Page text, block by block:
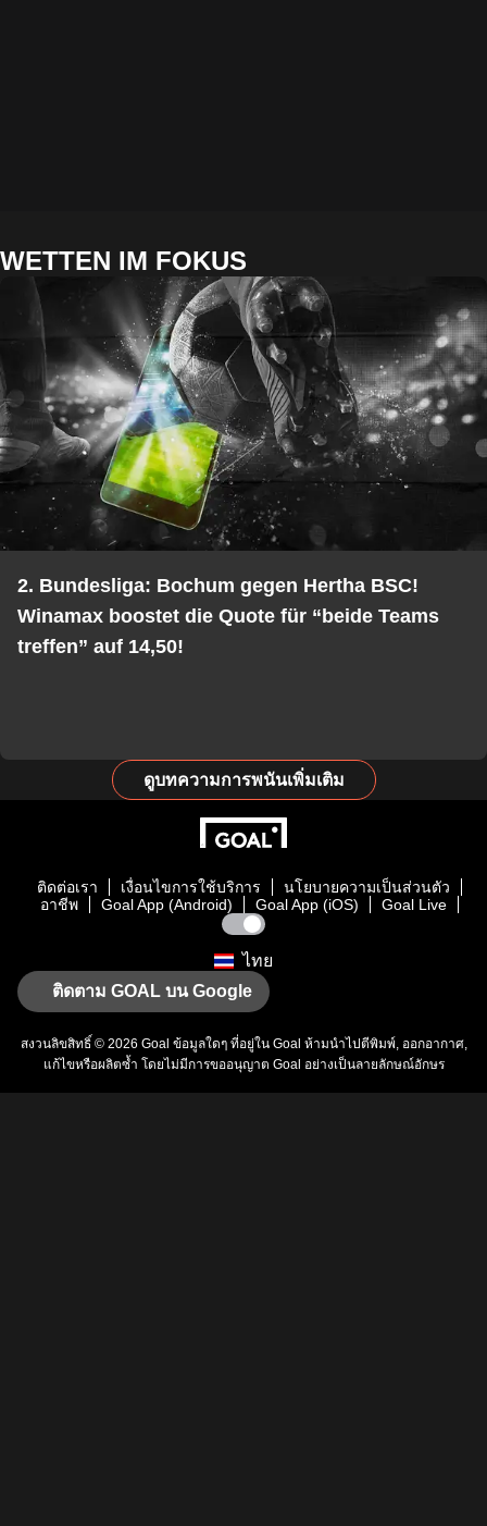
WETTEN IM FOKUS
2. Bundesliga: Bochum gegen Hertha BSC!
Winamax boostet die Quote für “beide Teams
treffen” auf 14,50!
ดูบทความการพนันเพิ่มเติม
ติดต่อเรา เงื่อนไขการใช้บริการ
นโยบายความเป็นส่วนตัว
อาชีพ
Goal App (Android) Goal App (iOS) Goal Live
ไทย
ติดตาม GOAL บน Google
สงวนลิขสิทธิ์ © 2026 Goal ข้อมูลใดๆ ที่อยู่ใน Goal ห้ามนำไปตีพิมพ์, ออกอากาศ,
แก้ไขหรือผลิตซ้ำ โดยไม่มีการขออนุญาต Goal อย่างเป็นลายลักษณ์อักษร